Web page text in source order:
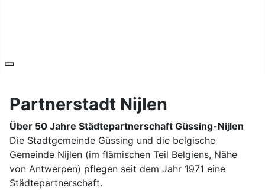
Partnerstadt Nijlen
Über 50 Jahre Städtepartnerschaft Güssing-Nijlen
Die Stadtgemeinde Güssing und die belgische
Gemeinde Nijlen (im flämischen Teil Belgiens, Nähe
von Antwerpen) pflegen seit dem Jahr 1971 eine
Städtepartnerschaft.